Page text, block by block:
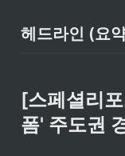
헤드라인 (요
[스페셜리
폼' 주도권